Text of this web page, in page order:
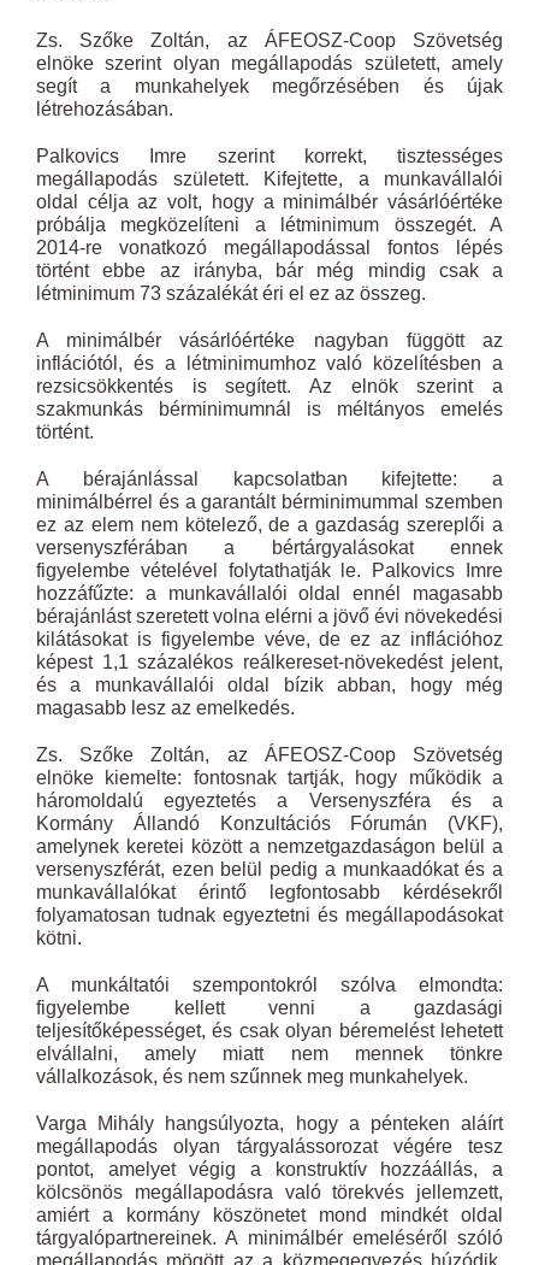
Zs. Szőke Zoltán, az ÁFEOSZ-Coop Szövetség
elnöke szerint olyan megállapodás született, amely
segít a munkahelyek megőrzésében és újak
létrehozásában.
Palkovics Imre szerint korrekt, tisztességes
megállapodás született. Kifejtette, a munkavállalói
oldal célja az volt, hogy a minimálbér vásárlóértéke
próbálja megközelíteni a létminimum összegét. A
2014-re vonatkozó megállapodással fontos lépés
történt ebbe az irányba, bár még mindig csak a
létminimum 73 százalékát éri el ez az összeg.
A minimálbér vásárlóértéke nagyban függött az
inflációtól, és a létminimumhoz való közelítésben a
rezsicsökkentés is segített. Az elnök szerint a
szakmunkás bérminimumnál is méltányos emelés
történt.
A bérajánlással kapcsolatban kifejtette: a
minimálbérrel és a garantált bérminimummal szemben
ez az elem nem kötelező, de a gazdaság szereplői a
versenyszférában a bértárgyalásokat ennek
figyelembe vételével folytathatják le. Palkovics Imre
hozzáfűzte: a munkavállalói oldal ennél magasabb
bérajánlást szeretett volna elérni a jövő évi növekedési
kilátásokat is figyelembe véve, de ez az inflációhoz
képest 1,1 százalékos reálkereset-növekedést jelent,
és a munkavállalói oldal bízik abban, hogy még
magasabb lesz az emelkedés.
Zs. Szőke Zoltán, az ÁFEOSZ-Coop Szövetség
elnöke kiemelte: fontosnak tartják, hogy működik a
háromoldalú egyeztetés a Versenyszféra és a
Kormány Állandó Konzultációs Fórumán (VKF),
amelynek keretei között a nemzetgazdaságon belül a
versenyszférát, ezen belül pedig a munkaadókat és a
munkavállalókat érintő legfontosabb kérdésekről
folyamatosan tudnak egyeztetni és megállapodásokat
kötni.
A munkáltatói szempontokról szólva elmondta:
figyelembe kellett venni a gazdasági
teljesítőképességet, és csak olyan béremelést lehetett
elvállalni, amely miatt nem mennek tönkre
vállalkozások, és nem szűnnek meg munkahelyek.
Varga Mihály hangsúlyozta, hogy a pénteken aláírt
megállapodás olyan tárgyalássorozat végére tesz
pontot, amelyet végig a konstruktív hozzáállás, a
kölcsönös megállapodásra való törekvés jellemzett,
amiért a kormány köszönetet mond mindkét oldal
tárgyalópartnereinek. A minimálbér emeléséről szóló
megállapodás mögött az a közmegegyezés húzódik,